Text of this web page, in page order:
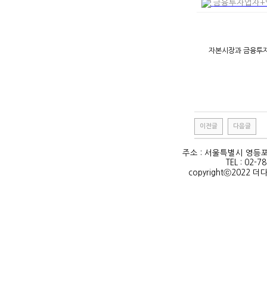
금융투자업자
자본시장과 금융투
이전글 다음글
주소 : 서울특별시 영등
TEL : 02-
copyrightⓒ2022 더다